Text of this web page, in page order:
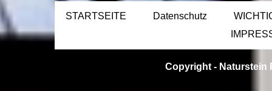
STARTSEITE Datenschutz
Copyright - Naturstein